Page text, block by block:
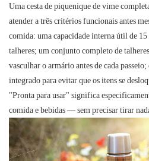
Uma cesta de piquenique de vime
atender a três critérios funcionais antes
comida: uma capacidade interna útil de
talheres; um conjunto completo de
vasculhar o armário antes de cada
integrado para evitar que os itens se
"Pronta para usar" significa
comida e bebidas — sem precisar tirar